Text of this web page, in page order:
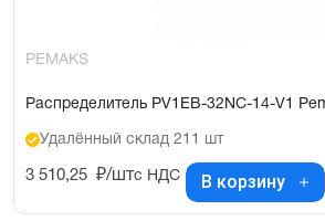
PEMAKS
Распределитель PV1EB-32NC-14-V1
Удалённый склад 211 шт
3 510,25 ₽/штс НДС В корзину